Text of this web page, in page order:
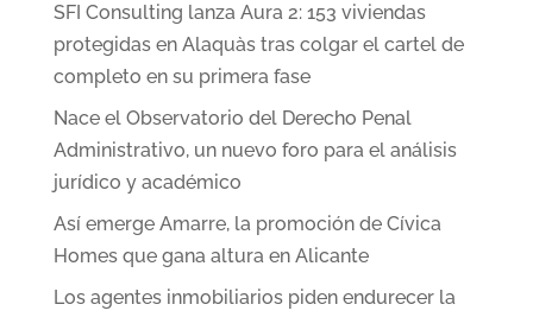
SFI Consulting lanza Aura 2: 153 viviendas
protegidas en Alaquàs tras colgar el cartel de
completo en su primera fase
Nace el Observatorio del Derecho Penal
Administrativo, un nuevo foro para el análisis
jurídico y académico
Así emerge Amarre, la promoción de Cívica
Homes que gana altura en Alicante
Los agentes inmobiliarios piden endurecer la